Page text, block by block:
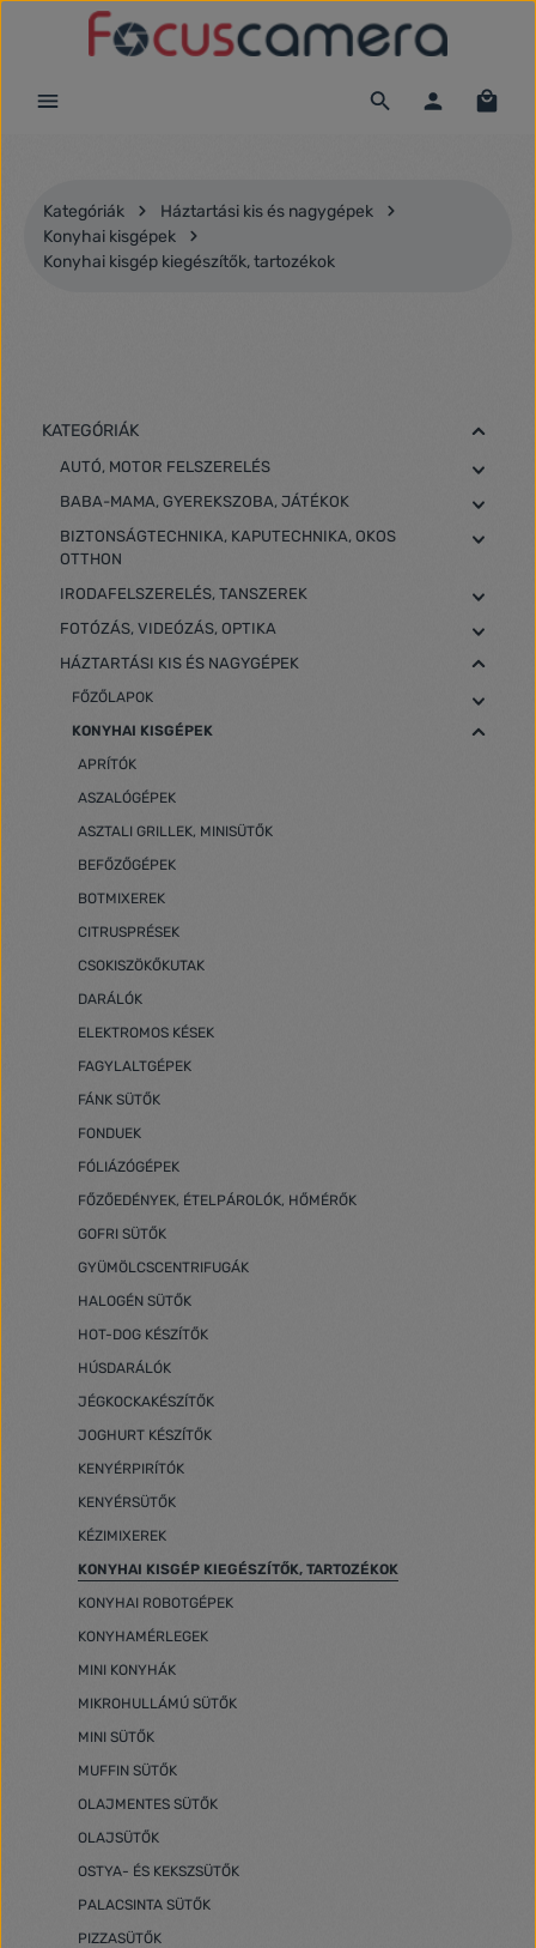
Ugrás a fő tartalomra
Kategóriák
Háztartási kis és nagygépek
Konyhai kisgépek
Konyhai kisgép kiegészítők, tartozékok
KATEGÓRIÁK
AUTÓ, MOTOR FELSZERELÉS
BABA-MAMA, GYEREKSZOBA, JÁTÉKOK
BIZTONSÁGTECHNIKA, KAPUTECHNIKA, OKOS
OTTHON
IRODAFELSZERELÉS, TANSZEREK
FOTÓZÁS, VIDEÓZÁS, OPTIKA
HÁZTARTÁSI KIS ÉS NAGYGÉPEK
FŐZŐLAPOK
KONYHAI KISGÉPEK
APRÍTÓK
ASZALÓGÉPEK
ASZTALI GRILLEK, MINISÜTŐK
BEFŐZŐGÉPEK
BOTMIXEREK
CITRUSPRÉSEK
CSOKISZÖKŐKUTAK
DARÁLÓK
ELEKTROMOS KÉSEK
FAGYLALTGÉPEK
FÁNK SÜTŐK
FONDUEK
FÓLIÁZÓGÉPEK
FŐZŐEDÉNYEK, ÉTELPÁROLÓK, HŐMÉRŐK
GOFRI SÜTŐK
GYÜMÖLCSCENTRIFUGÁK
HALOGÉN SÜTŐK
HOT-DOG KÉSZÍTŐK
HÚSDARÁLÓK
JÉGKOCKAKÉSZÍTŐK
JOGHURT KÉSZÍTŐK
KENYÉRPIRÍTÓK
KENYÉRSÜTŐK
KÉZIMIXEREK
KONYHAI KISGÉP KIEGÉSZÍTŐK, TARTOZÉKOK
KONYHAI ROBOTGÉPEK
KONYHAMÉRLEGEK
MINI KONYHÁK
MIKROHULLÁMÚ SÜTŐK
MINI SÜTŐK
MUFFIN SÜTŐK
OLAJMENTES SÜTŐK
OLAJSÜTŐK
OSTYA- ÉS KEKSZSÜTŐK
PALACSINTA SÜTŐK
PIZZASÜTŐK